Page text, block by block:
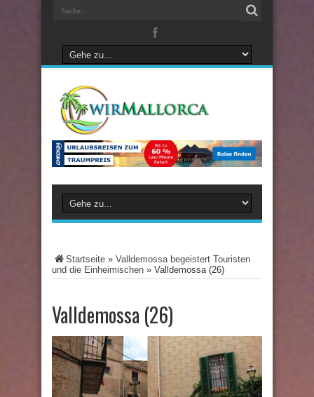
Startseite » Valldemossa begeistert Touristen
und die Einheimischen » Valldemossa (26)
Valldemossa (26)